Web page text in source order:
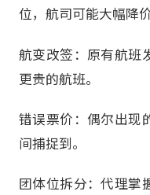
位，航司可能大幅降价
航变改签：原有航班
更贵的航班。
错误票价：偶尔出现
间捕捉到。
团体位拆分：代理掌